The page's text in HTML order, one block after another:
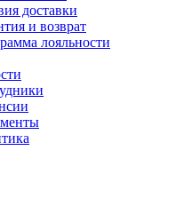
доставки
и возврат
лояльности